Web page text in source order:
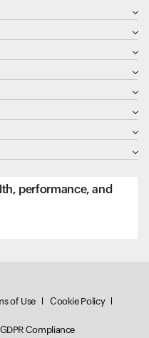
performance, and
of Use Cookie Policy
GDPR Compliance